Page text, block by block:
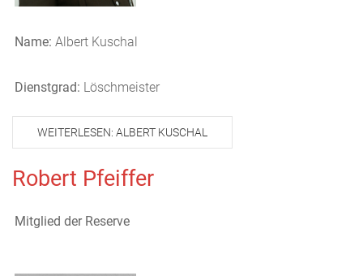
Name: Albert Kuschal
Dienstgrad: Löschmeister
WEITERLESEN: ALBERT KUSCHAL
Robert Pfeiffer
Mitglied der Reserve